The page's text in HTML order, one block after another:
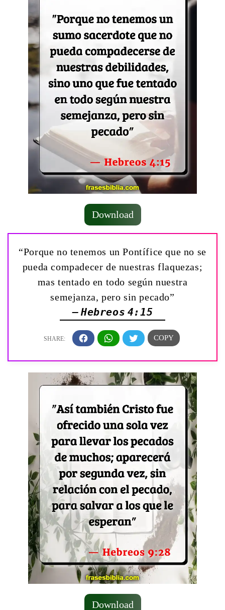
Download
“Porque no tenemos un Pontífice que no se
pueda compadecer de nuestras flaquezas;
mas tentado en todo según nuestra
semejanza, pero sin pecado”
— Hebreos 4:15
Download